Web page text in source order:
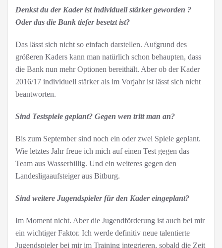
Denkst du der Kader ist individuell stärker geworden ?
Oder das die Bank tiefer besetzt ist?
Das lässt sich nicht so einfach darstellen. Aufgrund des
größeren Kaders kann man natürlich schon behaupten, dass
die Bank nun mehr Optionen bereithält. Aber ob der Kader
2016/17 individuell stärker als im Vorjahr ist lässt sich nicht
beantworten.
Sind Testspiele geplant? Gegen wen tritt man an?
Bis zum September sind noch ein oder zwei Spiele geplant.
Wie letztes Jahr freue ich mich auf einen Test gegen das
Team aus Wasserbillig. Und ein weiteres gegen den
Landesligaaufsteiger aus Bitburg.
Sind weitere Jugendspieler für den Kader eingeplant?
Im Moment nicht. Aber die Jugendförderung ist auch bei mir
ein wichtiger Faktor. Ich werde definitiv neue talentierte
Jugendspieler bei mir im Training integrieren, sobald die Zeit